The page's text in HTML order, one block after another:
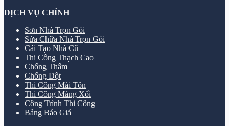
DỊCH VỤ CHÍNH
Sơn Nhà Trọn Gói
Sửa Chữa Nhà Trọn Gói
Cải Tạo Nhà Cũ
Thi Công Thạch Cao
Chống Thấm
Chống Dột
Thi Công Mái Tôn
Thi Công Máng Xối
Công Trình Thi Công
Bảng Báo Giá